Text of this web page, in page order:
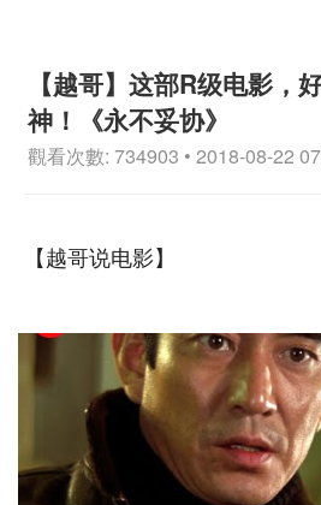
【越哥】这部R级电影，
神！《永不妥协》
觀看次數: 734903 • 2018-08-22
【越哥说电影】